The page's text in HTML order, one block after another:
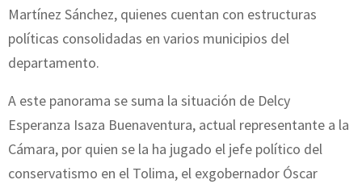
Martínez Sánchez, quienes cuentan con estructuras
políticas consolidadas en varios municipios del
departamento.
A este panorama se suma la situación de Delcy
Esperanza Isaza Buenaventura, actual representante a la
Cámara, por quien se la ha jugado el jefe político del
conservatismo en el Tolima, el exgobernador Óscar